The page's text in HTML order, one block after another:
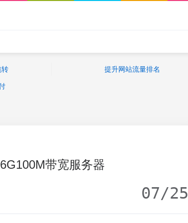
转 提升网站流量排名
带宽服务器
07/25